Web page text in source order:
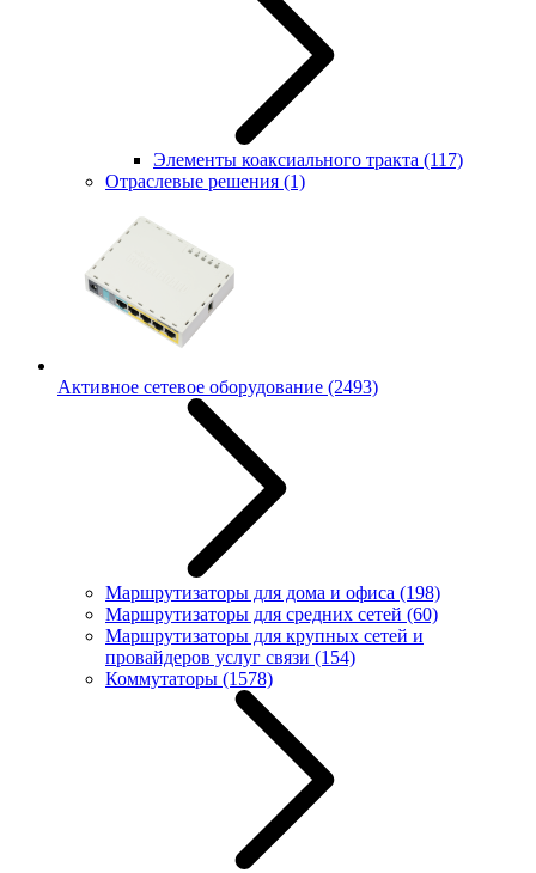
Элементы коаксиального тракта (117)
Отраслевые решения (1)
Активное сетевое оборудование (2493)
Маршрутизаторы для дома и офиса (198)
Маршрутизаторы для средних сетей (60)
Маршрутизаторы для крупных сетей и
провайдеров услуг связи (154)
Коммутаторы (1578)